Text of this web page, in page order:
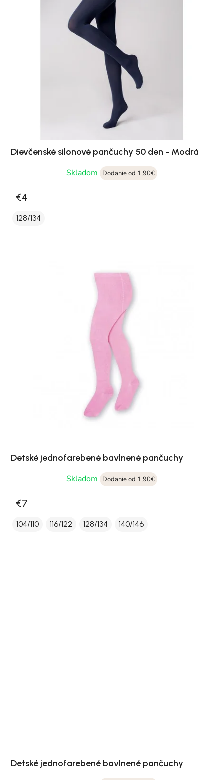
Dievčenské silonové pančuchy 50 den - Modrá
Skladom
Dodanie od 1,90€
€4
128/134
Detské jednofarebené bavlnené pančuchy
Skladom
Dodanie od 1,90€
€7
104/110 116/122 128/134 140/146
Detské jednofarebené bavlnené pančuchy